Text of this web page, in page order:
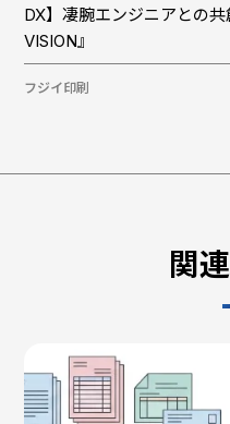
DX】凄腕エンジニアとの
VISION』
フジイ印刷
関